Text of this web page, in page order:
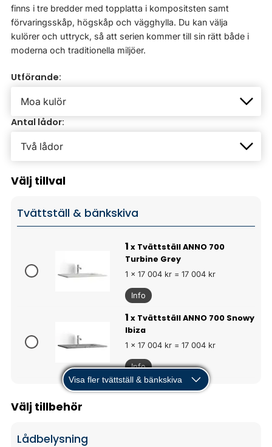
finns i tre bredder med topplatta i kompositsten samt
förvaringsskåp, högskåp och vägghylla. Du kan välja
kulörer och uttryck, så att serien kommer till sin rätt både i
moderna och traditionella miljöer.
Utförande:
Antal lådor:
Välj tillval
Tvättställ & bänkskiva
1 x Tvättställ ANNO 700
Turbine Grey
1 x 17 004 kr = 17 004 kr
Info
1 x Tvättställ ANNO 700 Snowy
Ibiza
1 x 17 004 kr = 17 004 kr
Info
Visa fler tvättställ & bänkskiva
Välj tillbehör
Lådbelysning